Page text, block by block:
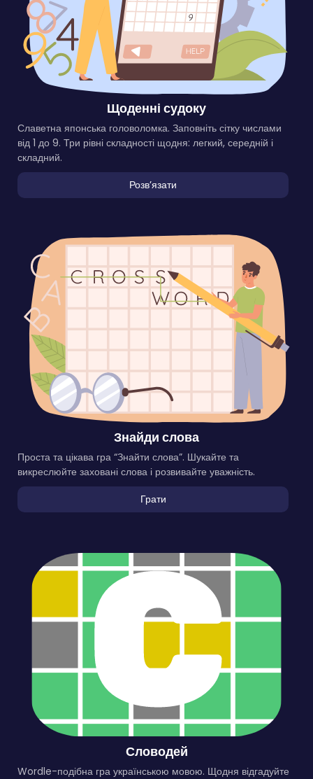
Щоденні судоку
Славетна японська головоломка. Заповніть сітку числами
від 1 до 9. Три рівні складності щодня: легкий, середній і
складний.
Розвʼязати
Знайди слова
Проста та цікава гра “Знайти слова”. Шукайте та
викреслюйте заховані слова і розвивайте уважність.
Грати
Словодей
Wordle-подібна гра українською мовою. Щодня відгадуйте